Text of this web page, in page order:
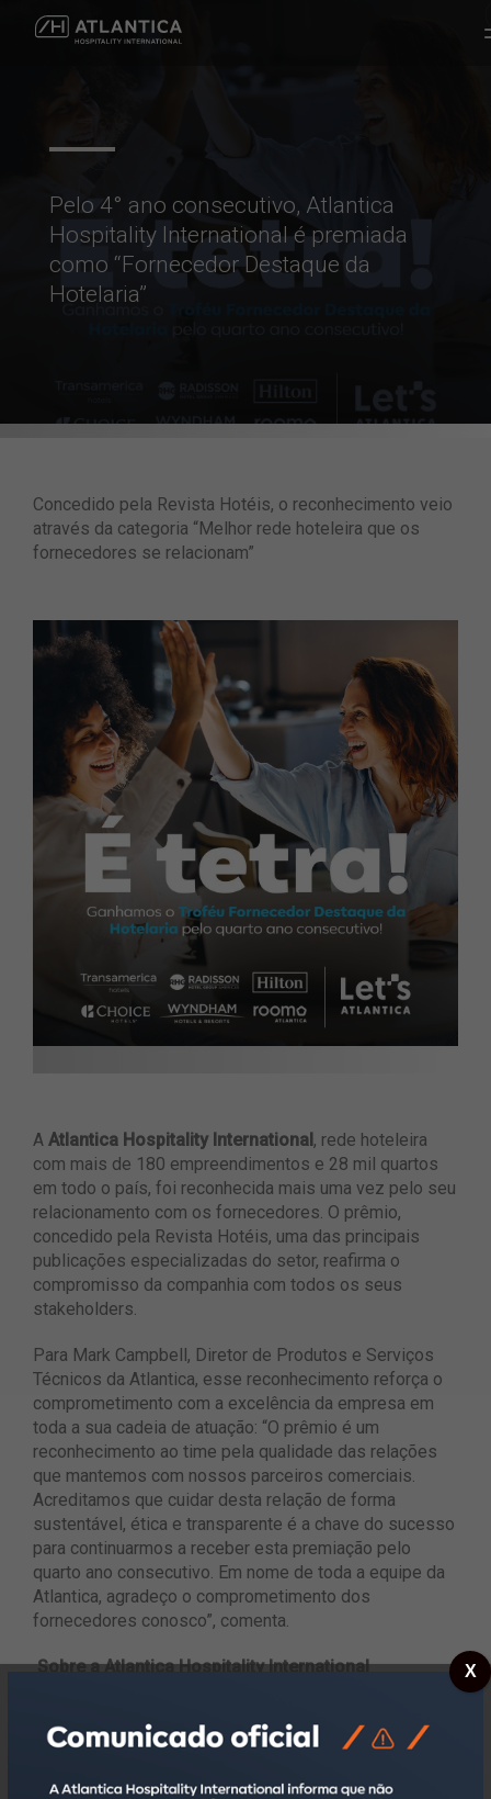
Pelo 4° ano consecutivo, Atlantica
Hospitality International é premiada
como “Fornecedor Destaque da
Hotelaria”
Concedido pela Revista Hotéis, o reconhecimento veio
através da categoria “Melhor rede hoteleira que os
fornecedores se relacionam”
A Atlantica Hospitality International , rede hoteleira
com mais de 180 empreendimentos e 28 mil quartos
em todo o país, foi reconhecida mais uma vez pelo seu
relacionamento com os fornecedores. O prêmio,
concedido pela Revista Hotéis, uma das principais
publicações especializadas do setor, reafirma o
compromisso da companhia com todos os seus
stakeholders.
Para Mark Campbell, Diretor de Produtos e Serviços
Técnicos da Atlantica, esse reconhecimento reforça o
comprometimento com a excelência da empresa em
toda a sua cadeia de atuação: “O prêmio é um
reconhecimento ao time pela qualidade das relações
que mantemos com nossos parceiros comerciais.
Acreditamos que cuidar desta relação de forma
sustentável, ética e transparente é a chave do sucesso
para continuarmos a receber esta premiação pelo
quarto ano consecutivo. Em nome de toda a equipe da
Atlantica, agradeço o comprometimento dos
fornecedores conosco”, comenta.
Sobre a Atlantica Hospitality International
sediada no estado de São Paulo, conta hoje com um
agregam a oferta de mais de 28 mil quartos, em mais
X